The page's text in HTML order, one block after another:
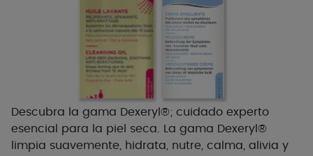
Descubra la gama Dexeryl®; cuidado experto
esencial para la piel seca. La gama Dexeryl®
limpia suavemente, hidrata, nutre, calma, alivia y